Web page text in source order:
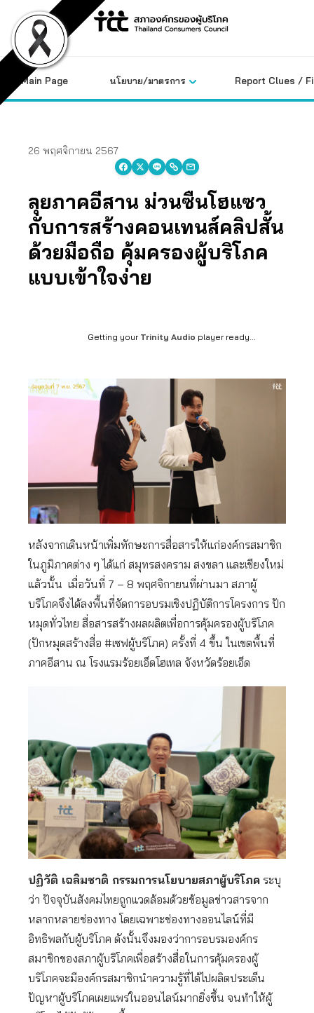
content
Main Page นโยบาย/มาตรการ Report Clues /
26 พฤศจิกายน 2567
ลุยภาคอีสาน ม่วนซื่นโฮแซว
กับการสร้างคอนเทนส์คลิปสั้น
ด้วยมือถือ คุ้มครองผู้บริโภค
แบบเข้าใจง่าย
Getting your Trinity Audio player ready...
หลังจากเดินหน้าเพิ่มทักษะการสื่อสารให้แก่องค์กรสมาชิก
ในภูมิภาคต่าง ๆ ได้แก่ สมุทรสงคราม สงขลา และเชียงใหม่
แล้วนั้น เมื่อวันที่ 7 – 8 พฤศจิกายนที่ผ่านมา สภาผู้
บริโภคจึงได้ลงพื้นที่จัดการอบรมเชิงปฏิบัติการโครงการ ปัก
หมุดทั่วไทย สื่อสารสร้างผลผลิตเพื่อการคุ้มครองผู้บริโภค
(ปักหมุดสร้างสื่อ #เซฟผู้บริโภค) ครั้งที่ 4 ขึ้น ในเขตพื้นที่
ภาคอีสาน ณ โรงแรมร้อยเอ็ดโฮเทล จังหวัดร้อยเอ็ด
ปฏิวัติ เฉลิมชาติ กรรมการนโยบายสภาผู้บริโภค ระบุ
ว่า ปัจจุบันสังคมไทยถูกแวดล้อมด้วยข้อมูลข่าวสารจาก
หลากหลายช่องทาง โดยเฉพาะช่องทางออนไลน์ที่มี
อิทธิพลกับผู้บริโภค ดังนั้นจึงมองว่าการอบรมองค์กร
สมาชิกของสภาผู้บริโภคเพื่อสร้างสื่อในการคุ้มครองผู้
บริโภคจะมีองค์กรสมาชิกนำความรู้ที่ได้ไปผลิตประเด็น
ปัญหาผู้บริโภคเผยแพร่ในออนไลน์มากยิ่งขึ้น จนทำให้ผู้